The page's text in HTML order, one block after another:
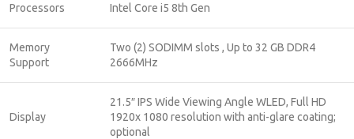
Processors Intel Core i5 8th Gen
Memory
Support
Two (2) SODIMM slots , Up to 32 GB DDR4
2666MHz
Display
21.5″ IPS Wide Viewing Angle WLED, Full HD
1920x 1080 resolution with anti-glare coating;
optional